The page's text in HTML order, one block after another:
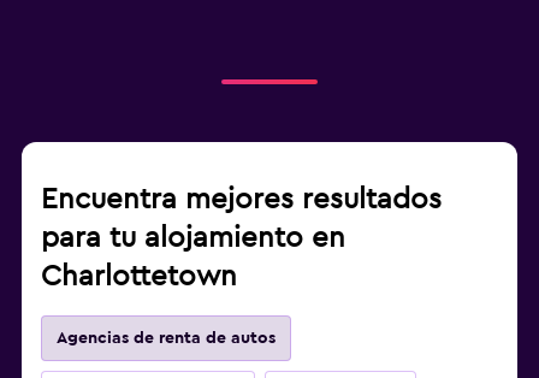
Encuentra mejores resultados
para tu alojamiento en
Charlottetown
Agencias de renta de autos